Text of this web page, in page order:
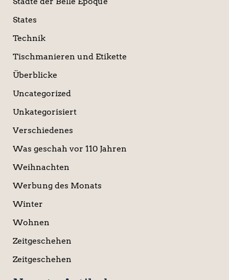
States
Technik
Tischmanieren und Etikette
Überblicke
Uncategorized
Unkategorisiert
Verschiedenes
Was geschah vor 110 Jahren
Weihnachten
Werbung des Monats
Winter
Wohnen
Zeitgeschehen
Zeitgeschehen